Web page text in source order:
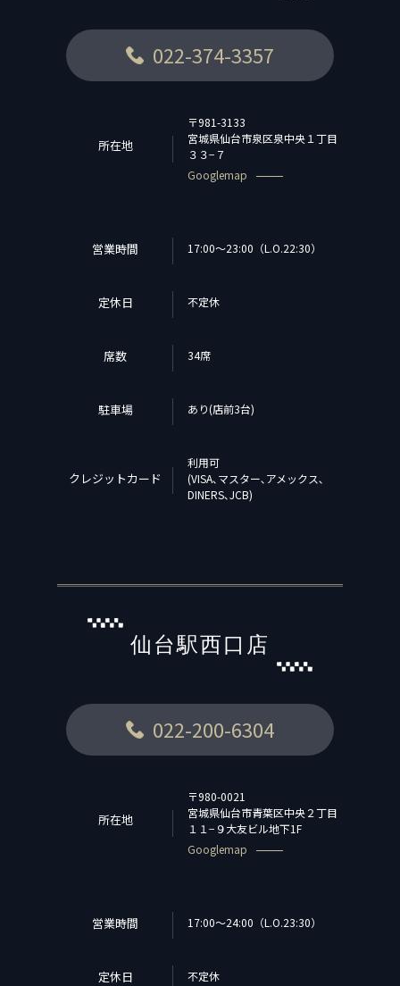
022-374-3357
所在地
〒981-3133
宮城県仙台市泉区泉中央１丁目
３３−７
Googlemap
営業時間 17:00～23:00（L.O.22:30）
定休日 不定休
席数 34席
駐車場 あり(店前3台)
クレジットカード
利用可
(VISA､マスター､アメックス､
DINERS､JCB)
仙台駅西口店
022-200-6304
所在地
〒980-0021
宮城県仙台市青葉区中央２丁目
１１−９大友ビル地下1F
Googlemap
営業時間 17:00～24:00（L.O.23:30）
定休日 不定休